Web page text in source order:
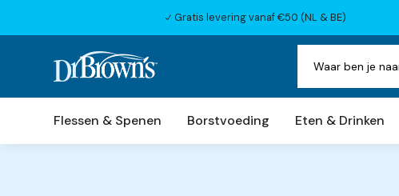
N Gratis levering vanaf €50 (NL & BE)
Flessen & Spenen Borstvoeding Eten & Drinken